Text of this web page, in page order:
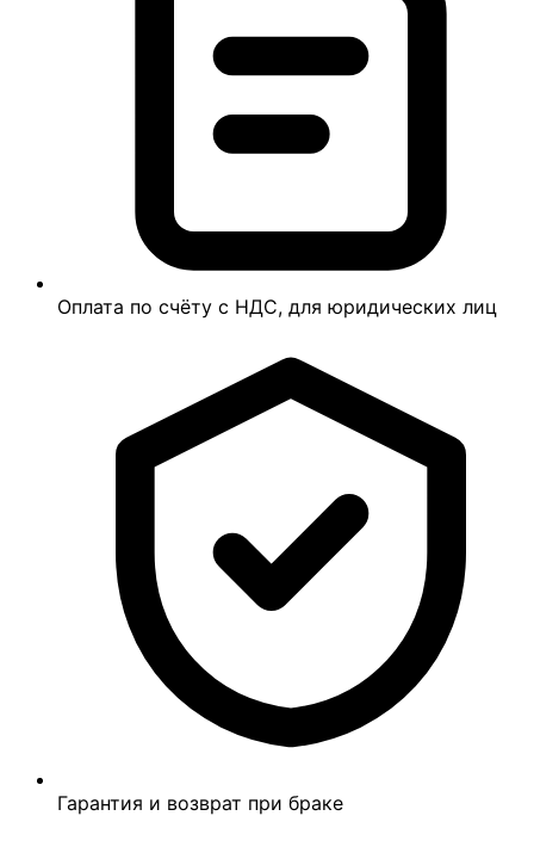
Оплата по счёту с НДС, для юридических лиц
Гарантия и возврат при браке